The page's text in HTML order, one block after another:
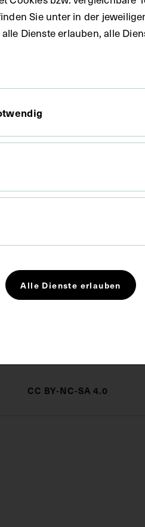
circa 1923 - 1938
Karton
Die Fotografie wurde
CC BY-NC-SA 4.0
Sie unter in der
alle Dienste erlauben, alle
Alle Dienste erlauben